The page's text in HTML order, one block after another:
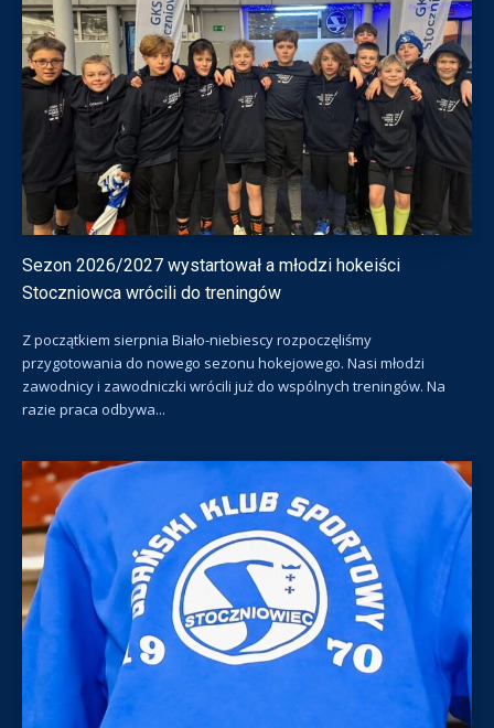
Sezon 2026/2027 wystartował a młodzi hokeiści
Stoczniowca wrócili do treningów
Z początkiem sierpnia Biało-niebiescy rozpoczęliśmy
przygotowania do nowego sezonu hokejowego. Nasi młodzi
zawodnicy i zawodniczki wrócili już do wspólnych treningów. Na
razie praca odbywa...